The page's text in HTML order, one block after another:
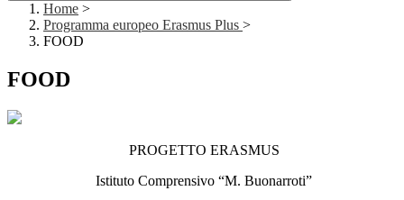
Home >
Programma europeo Erasmus Plus >
FOOD
FOOD
PROGETTO ERASMUS
Istituto Comprensivo “M. Buonarroti”